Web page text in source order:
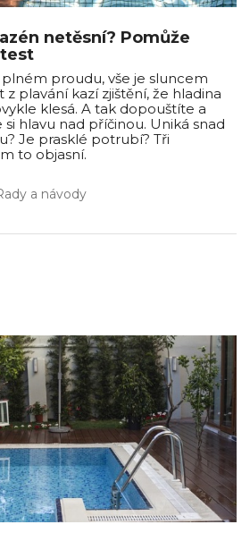
netěsní? Pomůže
proudu, vše je sluncem
z plavání kazí zjištění, že hladina
klesá. A tak dopouštíte a
hlavu nad příčinou. Uniká snad
Je prasklé potrubí? Tři
to objasní.
a návody